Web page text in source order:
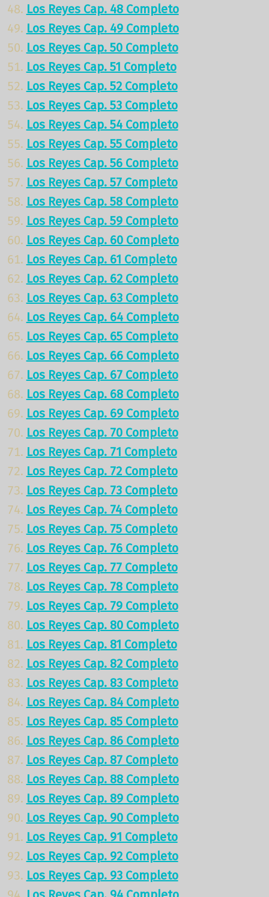
Los Reyes Cap. 48 Completo
Los Reyes Cap. 49 Completo
Los Reyes Cap. 50 Completo
Los Reyes Cap. 51 Completo
Los Reyes Cap. 52 Completo
Los Reyes Cap. 53 Completo
Los Reyes Cap. 54 Completo
Los Reyes Cap. 55 Completo
Los Reyes Cap. 56 Completo
Los Reyes Cap. 57 Completo
Los Reyes Cap. 58 Completo
Los Reyes Cap. 59 Completo
Los Reyes Cap. 60 Completo
Los Reyes Cap. 61 Completo
Los Reyes Cap. 62 Completo
Los Reyes Cap. 63 Completo
Los Reyes Cap. 64 Completo
Los Reyes Cap. 65 Completo
Los Reyes Cap. 66 Completo
Los Reyes Cap. 67 Completo
Los Reyes Cap. 68 Completo
Los Reyes Cap. 69 Completo
Los Reyes Cap. 70 Completo
Los Reyes Cap. 71 Completo
Los Reyes Cap. 72 Completo
Los Reyes Cap. 73 Completo
Los Reyes Cap. 74 Completo
Los Reyes Cap. 75 Completo
Los Reyes Cap. 76 Completo
Los Reyes Cap. 77 Completo
Los Reyes Cap. 78 Completo
Los Reyes Cap. 79 Completo
Los Reyes Cap. 80 Completo
Los Reyes Cap. 81 Completo
Los Reyes Cap. 82 Completo
Los Reyes Cap. 83 Completo
Los Reyes Cap. 84 Completo
Los Reyes Cap. 85 Completo
Los Reyes Cap. 86 Completo
Los Reyes Cap. 87 Completo
Los Reyes Cap. 88 Completo
Los Reyes Cap. 89 Completo
Los Reyes Cap. 90 Completo
Los Reyes Cap. 91 Completo
Los Reyes Cap. 92 Completo
Los Reyes Cap. 93 Completo